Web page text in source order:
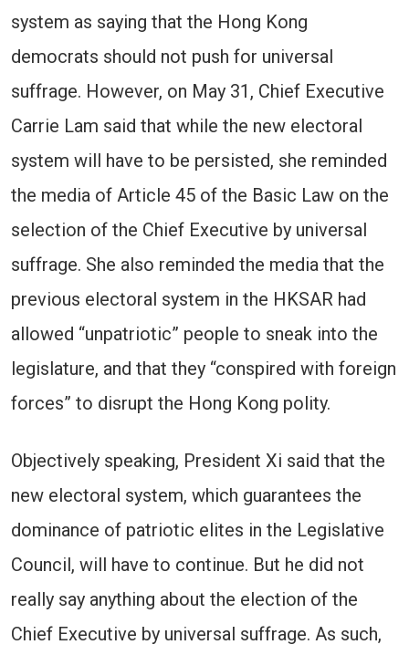
system as saying that the Hong Kong
democrats should not push for universal
suffrage. However, on May 31, Chief Executive
Carrie Lam said that while the new electoral
system will have to be persisted, she reminded
the media of Article 45 of the Basic Law on the
selection of the Chief Executive by universal
suffrage. She also reminded the media that the
previous electoral system in the HKSAR had
allowed “unpatriotic” people to sneak into the
legislature, and that they “conspired with foreign
forces” to disrupt the Hong Kong polity.
Objectively speaking, President Xi said that the
new electoral system, which guarantees the
dominance of patriotic elites in the Legislative
Council, will have to continue. But he did not
really say anything about the election of the
Chief Executive by universal suffrage. As such,